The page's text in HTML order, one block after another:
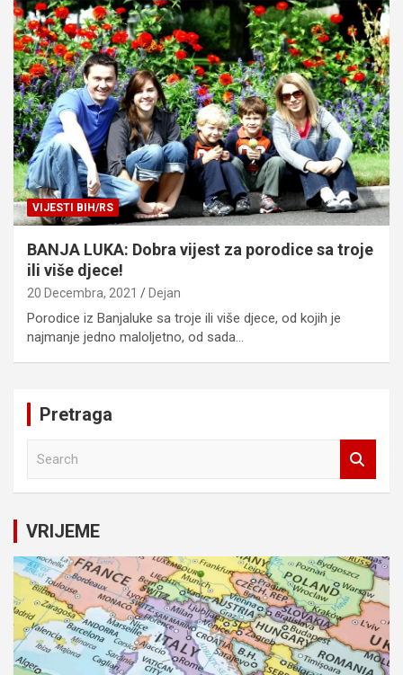
VIJESTI BIH/RS
BANJA LUKA: Dobra vijest za porodice sa troje
ili više djece!
20 Decembra, 2021 Dejan
Porodice iz Banjaluke sa troje ili više djece, od kojih je
najmanje jedno maloljetno, od sada…
Pretraga
c
h
VRIJEME